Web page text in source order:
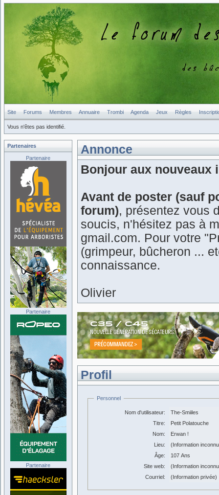
Site Forums Membres Annuaire Trombi Agenda Jeux Règles
Vous n'êtes pas identifié.
Annonce
Bonjour aux nouveaux
Avant de poster (sauf
forum), présentez vous
soucis, n'hésitez pas à
gmail.com. Pour votre
(grimpeur, bûcheron ...
connaissance.
Olivier
Profil
Personnel
Nom d'utilisateur:
The-Smiiles
Titre:
Petit Polatouche
Nom:
Erwan !
Lieu:
(Information
Âge:
107 Ans
Site web:
(Information
Courriel:
(Information privée)
Partenaires
Partenaire
Partenaire
Partenaire